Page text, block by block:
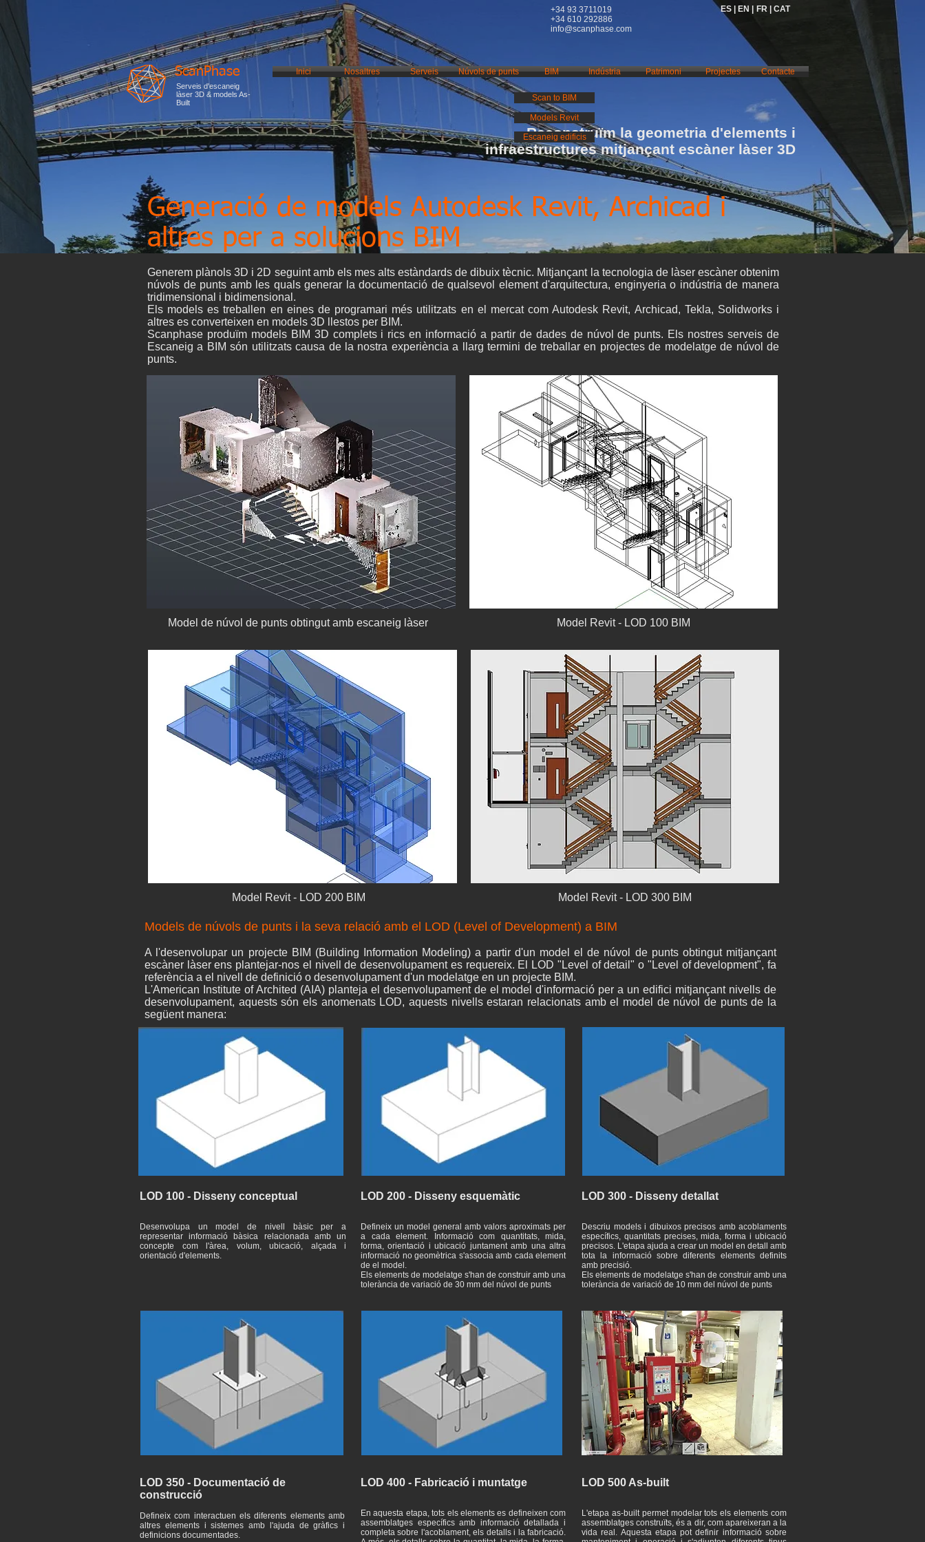
+34 93 3711019
+34 610 292886
info@scanphase.com
ES | EN | FR | CAT
ScanPhase
Serveis d'escaneig
làser 3D & models As-
Built
Reconstruïm la geometria d'elements i
infraestructures mitjançant escàner làser 3D
Inici Nosaltres Serveis Núvols de punts BIM Indústria Patrimoni Contacte
Projectes
Escaneig edificis
Models Revit
Scan to BIM
Generació de models Autodesk Revit, Archicad i
altres per a solucions BIM
Generem plànols 3D i 2D seguint amb els mes alts estàndards de dibuix tècnic. Mitjançant la tecnologia de làser escàner obtenim
núvols de punts amb les quals generar la documentació de qualsevol element d'arquitectura, enginyeria o indústria de manera
tridimensional i bidimensional.
Els models es treballen en eines de programari més utilitzats en el mercat com Autodesk Revit, Archicad, Tekla, Solidworks i
altres es converteixen en models 3D llestos per BIM.
Scanphase produïm models BIM 3D complets i rics en informació a partir de dades de núvol de punts. Els nostres serveis de
Escaneig a BIM són utilitzats causa de la nostra experiència a llarg termini de treballar en projectes de modelatge de núvol de
punts.
Model de núvol de punts obtingut amb escaneig làser
Model Revit - LOD 200 BIM
Model Revit - LOD 100 BIM
Model Revit - LOD 300 BIM
Models de núvols de punts i la seva relació amb el LOD (Level of Development) a BIM
A l'desenvolupar un projecte BIM (Building Information Modeling) a partir d'un model el de núvol de punts obtingut mitjançant
escàner làser ens plantejar-nos el nivell de desenvolupament es requereix. El LOD "Level of detail" o "Level of development", fa
referència a el nivell de definició o desenvolupament d'un modelatge en un projecte BIM.
L'American Institute of Archited (AIA) planteja el desenvolupament de el model d'informació per a un edifici mitjançant nivells de
desenvolupament, aquests són els anomenats LOD, aquests nivells estaran relacionats amb el model de núvol de punts de la
següent manera:
LOD 100 - Disseny conceptual
Desenvolupa un model de nivell bàsic per a
representar informació bàsica relacionada amb un
concepte com l'àrea, volum, ubicació, alçada i
orientació d'elements.
LOD 200 - Disseny esquemàtic
Defineix un model general amb valors aproximats per
a cada element. Informació com quantitats, mida,
forma, orientació i ubicació juntament amb una altra
informació no geomètrica s'associa amb cada element
de el model.
Els elements de modelatge s'han de construir amb una
tolerància de variació de 30 mm del núvol de punts
LOD 300 - Disseny detallat
Descriu models i dibuixos precisos amb acoblaments
específics, quantitats precises, mida, forma i ubicació
precisos. L'etapa ajuda a crear un model en detall amb
tota la informació sobre diferents elements definits
amb precisió.
Els elements de modelatge s'han de construir amb una
tolerància de variació de 10 mm del núvol de punts
LOD 350 - Documentació de
construcció
Defineix com interactuen els diferents elements amb
altres elements i sistemes amb l'ajuda de gràfics i
definicions documentades.
LOD 400 - Fabricació i muntatge
En aquesta etapa, tots els elements es defineixen com
assemblatges específics amb informació detallada i
completa sobre l'acoblament, els detalls i la fabricació.
LOD 500 As-built
L'etapa as-built permet modelar tots els elements com
assemblatges construïts, és a dir, com apareixeran a la
vida real. Aquesta etapa pot definir informació sobre